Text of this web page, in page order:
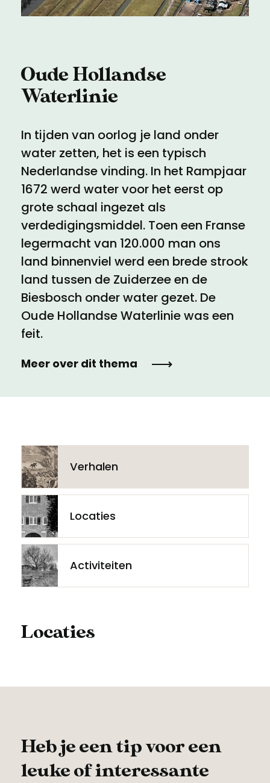
Voorwaarden
Oude Hollandse
Waterlinie
In tijden van oorlog je land onder
water zetten, het is een typisch
Nederlandse vinding. In het Rampjaar
1672 werd water voor het eerst op
grote schaal ingezet als
verdedigingsmiddel. Toen een Franse
legermacht van 120.000 man ons
land binnenviel werd een brede strook
land tussen de Zuiderzee en de
Biesbosch onder water gezet. De
Oude Hollandse Waterlinie was een
feit.
Meer over dit thema
Verhalen
Locaties
Activiteiten
Locaties
Heb je een tip voor een
leuke of interessante